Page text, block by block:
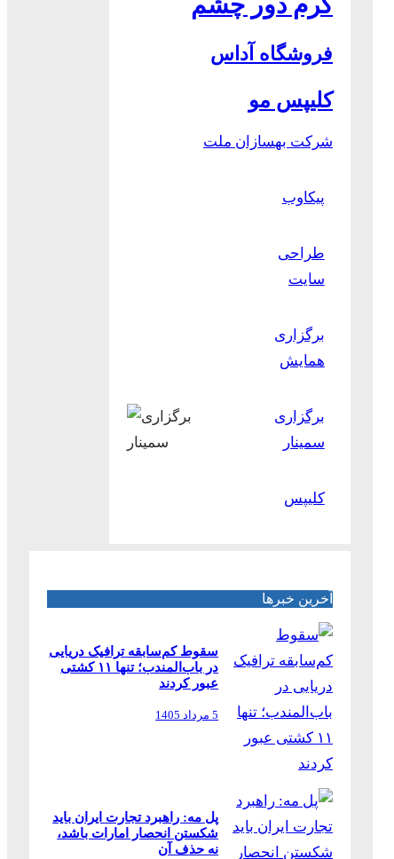
فروشگاه آداس
کلیپس مو
شرکت بهسازان ملت
پیکاوب
طراحی
سایت
برگزاری
همایش
برگزاری
سمینار
کلیپس
آخرین خبرها
سقوط کم‌سابقه ترافیک دریایی
در باب‌المندب؛ تنها ۱۱ کشتی
عبور کردند
5 مرداد 1405
پل مه: راهبرد تجارت ایران باید
شکستن انحصار امارات باشد،
نه حذف آن